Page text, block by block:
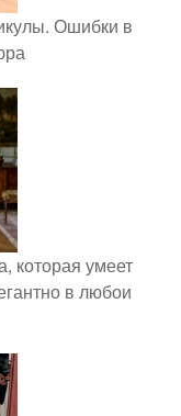
Ошибки в
которая умеет
в любои